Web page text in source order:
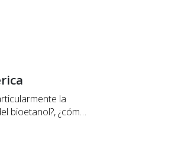
la
bioetanol?, ¿cómo